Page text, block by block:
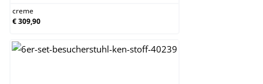
creme
€ 309,90